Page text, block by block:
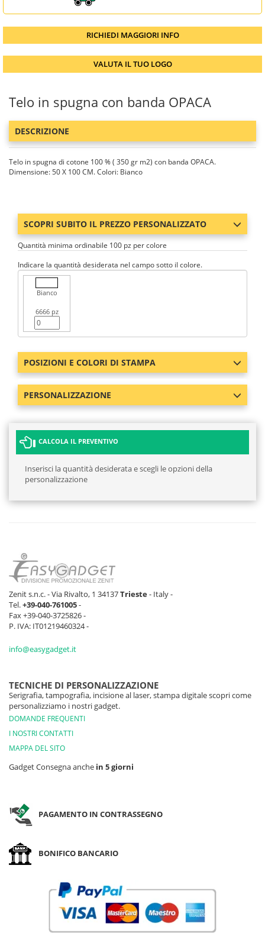
RICHIEDI MAGGIORI INFO
VALUTA IL TUO LOGO
Telo in spugna con banda OPACA
DESCRIZIONE
Telo in spugna di cotone 100 % ( 350 gr m2) con banda OPACA.
Dimensione: 50 X 100 CM. Colori: Bianco
SCOPRI SUBITO IL PREZZO PERSONALIZZATO
Quantità minima ordinabile 100 pz per colore
Indicare la quantità desiderata nel campo sotto il colore.
Bianco
6666 pz
POSIZIONI E COLORI DI STAMPA
PERSONALIZZAZIONE
CALCOLA IL PREVENTIVO
Inserisci la quantità desiderata e scegli le opzioni della
personalizzazione
Zenit s.n.c. - Via Rivalto, 1 34137Trieste- Italy -
Tel.+39-040-761005-
Fax +39-040-3725826 -
P. IVA: IT01219460324 -
info@easygadget.it
TECNICHE DI PERSONALIZZAZIONE
Serigrafia, tampografia, incisione al laser, stampa digitale scopri come
personalizziamo i nostri gadget.
DOMANDE FREQUENTI
I NOSTRI CONTATTI
MAPPA DEL SITO
Gadget Consegna anche in 5 giorni
PAGAMENTO IN CONTRASSEGNO
BONIFICO BANCARIO